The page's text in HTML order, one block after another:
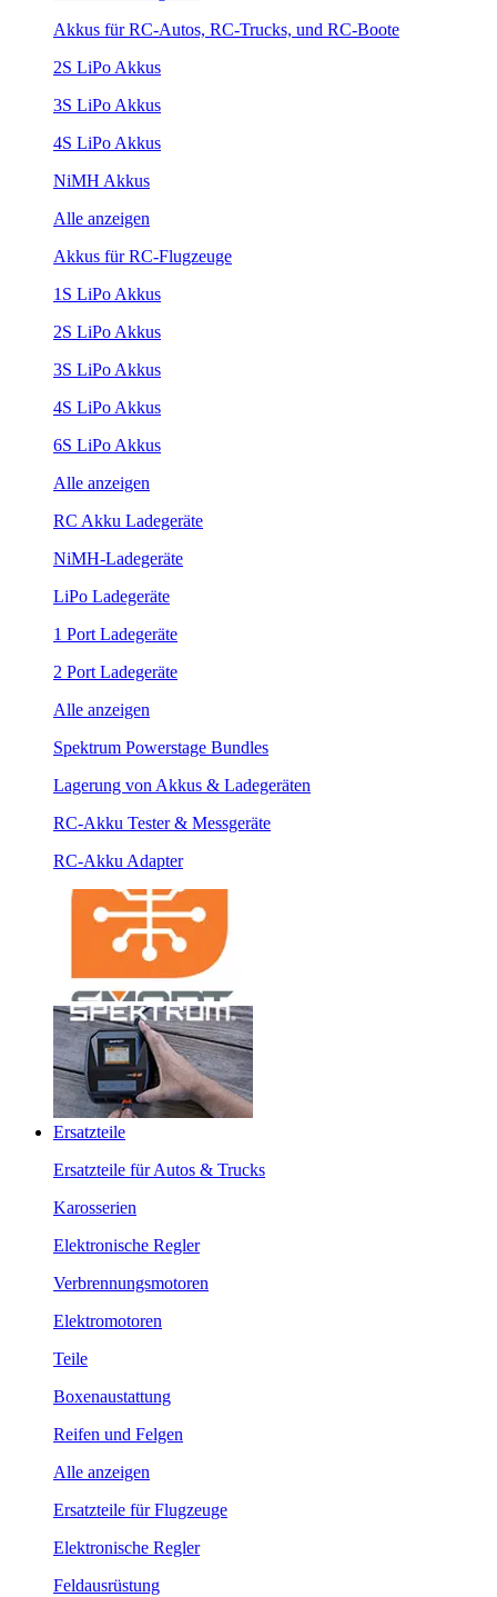
Akkus für RC-Autos, RC-Trucks, und RC-Boote
2S LiPo Akkus
3S LiPo Akkus
4S LiPo Akkus
NiMH Akkus
Alle anzeigen
Akkus für RC-Flugzeuge
1S LiPo Akkus
2S LiPo Akkus
3S LiPo Akkus
4S LiPo Akkus
6S LiPo Akkus
Alle anzeigen
RC Akku Ladegeräte
NiMH-Ladegeräte
LiPo Ladegeräte
1 Port Ladegeräte
2 Port Ladegeräte
Alle anzeigen
Spektrum Powerstage Bundles
Lagerung von Akkus & Ladegeräten
RC-Akku Tester & Messgeräte
RC-Akku Adapter
Ersatzteile
Ersatzteile für Autos & Trucks
Karosserien
Elektronische Regler
Verbrennungsmotoren
Elektromotoren
Teile
Boxenaustattung
Reifen und Felgen
Alle anzeigen
Ersatzteile für Flugzeuge
Elektronische Regler
Feldausrüstung